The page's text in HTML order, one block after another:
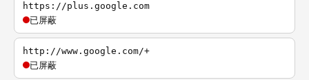
https://plus.google.com
已屏蔽
http://www.google.com/+
已屏蔽